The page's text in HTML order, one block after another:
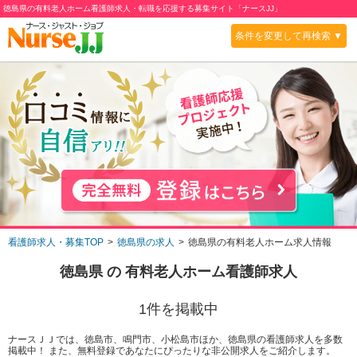
徳島県の有料老人ホーム看護師求人・転職を応援する募集サイト「ナースJJ」
条件を変更して再検索 ▼
看護師求人・募集TOP 徳島県の求人 徳島県の有料老人ホーム求人情報
徳島県の 有料老人ホーム看護師求人
1件を掲載中
ナースＪＪでは、徳島市、鳴門市、小松島市ほか、徳島県の看護師求人を多数
掲載中！ また、無料登録であなたにぴったりな非公開求人をご紹介します。